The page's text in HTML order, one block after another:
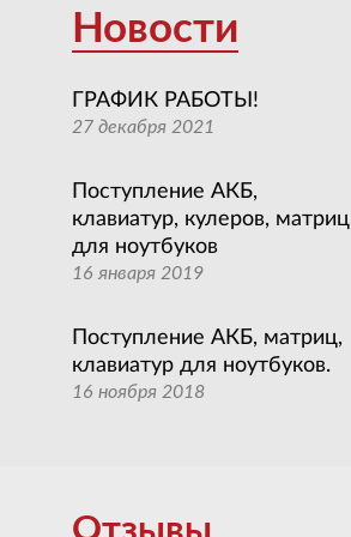
Новости
ГРАФИК РАБОТЫ!
27 декабря 2021
Поступление АКБ,
клавиатур, кулеров, матриц
для ноутбуков
16 января 2019
Поступление АКБ, матриц,
клавиатур для ноутбуков.
16 ноября 2018